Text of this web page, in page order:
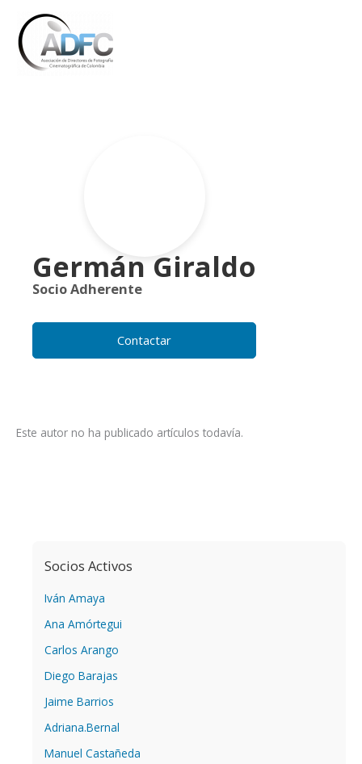
contenido
Germán Giraldo
Socio Adherente
Contactar
Este autor no ha publicado artículos todavía.
Socios Activos
Iván Amaya
Ana Amórtegui
Carlos Arango
Diego Barajas
Jaime Barrios
Adriana.Bernal
Manuel Castañeda